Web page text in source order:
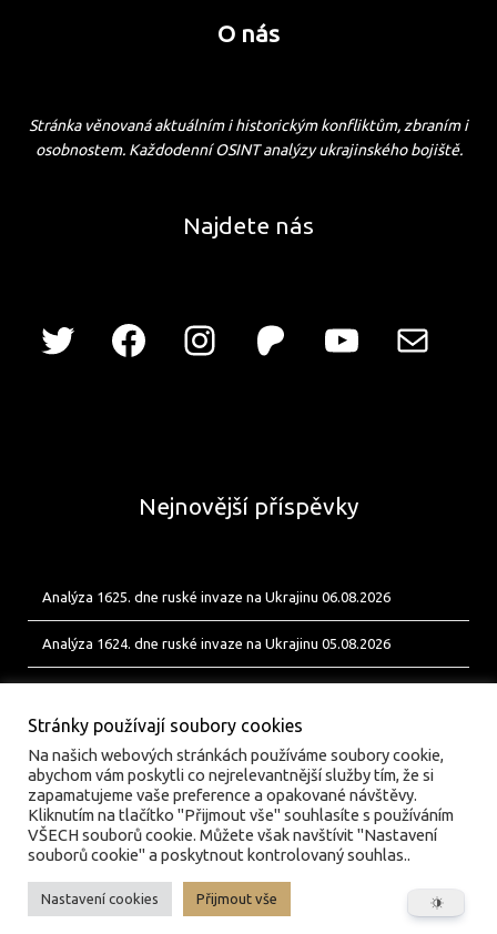
O nás
Stránka věnovaná aktuálním i historickým konfliktům, zbraním i
osobnostem. Každodenní OSINT analýzy ukrajinského bojiště.
Najdete nás
Nejnovější příspěvky
Analýza 1625. dne ruské invaze na Ukrajinu 06.08.2026
Analýza 1624. dne ruské invaze na Ukrajinu 05.08.2026
© valka.online | Vydavatel: Jan Tofl, Plzeň | ISSN 3029-
6420
Stránky používají soubory cookies
Na našich webových stránkách používáme soubory cookie,
abychom vám poskytli co nejrelevantnější služby tím, že si
zapamatujeme vaše preference a opakované návštěvy.
Kliknutím na tlačítko "Přijmout vše" souhlasíte s používáním
VŠECH souborů cookie. Můžete však navštívit "Nastavení
souborů cookie" a poskytnout kontrolovaný souhlas..
Nastavení cookies Přijmout vše